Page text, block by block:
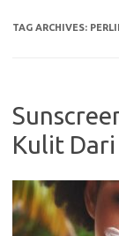
TAG ARCHIVES:
Kulit Dari